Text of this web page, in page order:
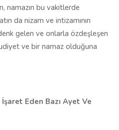
namazın bu vakitlerde
da nizam ve intizamının
gelen ve onlarla özdeşleşen
ve bir namaz olduğuna
Eden Bazı Ayet Ve